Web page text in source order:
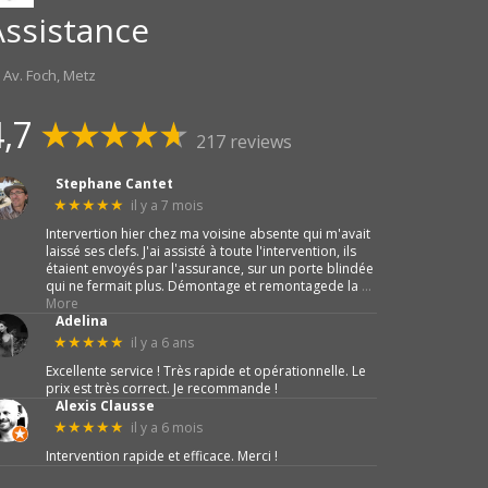
Av. Foch, Metz
217 reviews
Stephane Cantet
★★★★★ il y a 7 mois
Intervertion hier chez ma voisine absente qui m'avait
laissé ses clefs. J'ai assisté à toute l'intervention, ils
étaient envoyés par l'assurance, sur un porte blindée
qui ne fermait plus. Démontage et remontagede la …
More
Adelina
★★★★★ il y a 6 ans
Excellente service ! Très rapide et opérationnelle. Le
prix est très correct. Je recommande !
Alexis Clausse
★★★★★ il y a 6 mois
Intervention rapide et efficace. Merci !